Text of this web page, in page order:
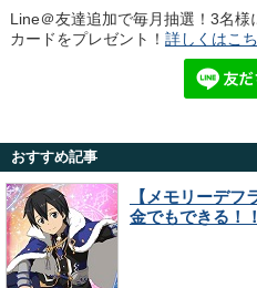
Line＠友達追加で毎月抽選！3名
カードをプレゼント！ 詳しくはこ
おすすめ記事
【メモリーデ
金でもできる！！